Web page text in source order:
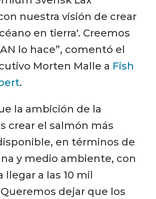
nuestra visión de crear
en tierra'. Creemos
lo hace”, comentó el
Morten Malle a Fish
.
la ambición de la
crear el salmón más
en términos de
y medio ambiente, con
llegar a las 10 mil
dejar que los